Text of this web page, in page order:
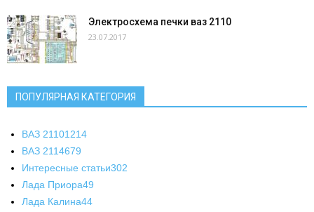
Электросхема печки ваз 2110
23.07.2017
ПОПУЛЯРНАЯ КАТЕГОРИЯ
ВАЗ 21101214
ВАЗ 2114679
Интересные статьи302
Лада Приора49
Лада Калина44